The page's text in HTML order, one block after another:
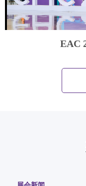
EAC